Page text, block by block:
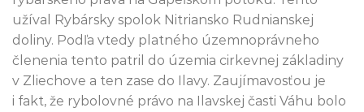
užíval Rybársky spolok Nitriansko Rudnianskej
doliny. Podľa vtedy platného územnoprávneho
členenia tento patril do územia cirkevnej základiny
v Zliechove a ten zase do Ilavy. Zaujímavosťou je
i fakt, že rybolovné právo na Ilavskej časti Váhu bolo